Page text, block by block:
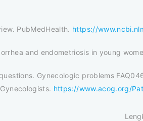
PubMedHealth. https://
and endometriosis in young
Gynecologic problems
https://www.acog.org/